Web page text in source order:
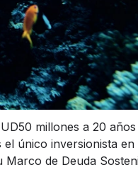
millones a 20
único inversionista
de Deuda